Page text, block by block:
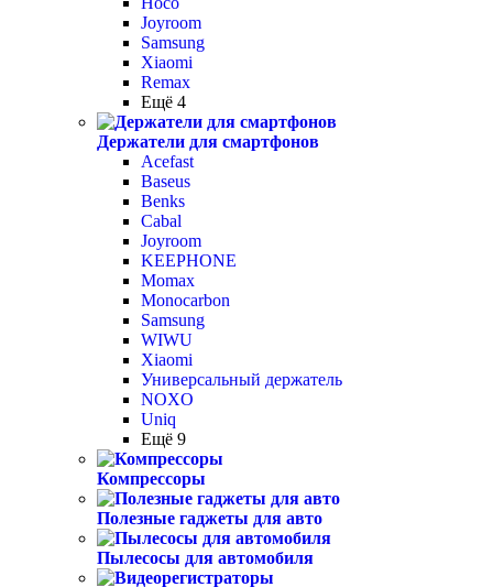
Joyroom
Samsung
Xiaomi
Remax
Ещё 4
Держатели для смартфонов
Acefast
Baseus
Benks
Cabal
Joyroom
KEEPHONE
Momax
Monocarbon
Samsung
WIWU
Xiaomi
Универсальный держатель
NOXO
Uniq
Ещё 9
Компрессоры
Полезные гаджеты для авто
Пылесосы для автомобиля